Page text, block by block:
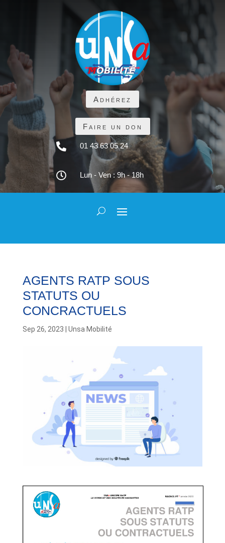
Adhérez
Faire un don
 01 43 63 05 24
 Lun - Ven : 9h - 18h
AGENTS RATP SOUS
STATUTS OU
CONCRACTUELS
Sep 26, 2023 Unsa Mobilité